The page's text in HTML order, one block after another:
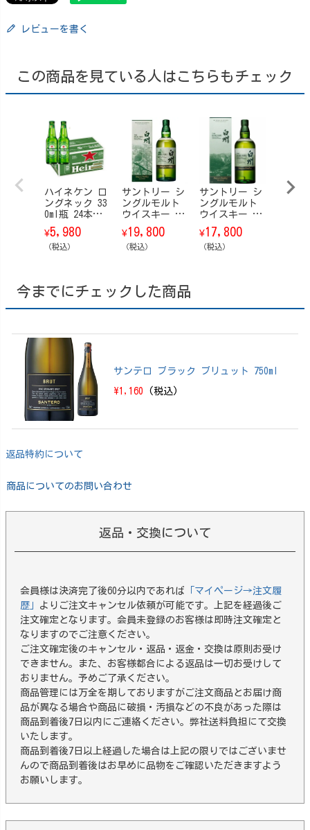
レビューを書く
この商品を見ている人はこちらもチェック
ハイネケン ロ
ングネック 33
0ml瓶 24本入/
ケース
¥5,980
（税込）
サントリー シ
ングルモルト
ウイスキー 白
州 Story of t
he Distillery
（ストーリ
26 EDITION 70
¥19,800
（税込）
サントリー シ
ングルモルト
ウイスキー 白
州 Story of t
he Distillery
（ストーリ
¥17,800
（税込）
ヴーヴ
今までにチェックした商品
サンテロ ブラック ブリュット 750ml
\1,160 (税込)
返品特約について
商品についてのお問い合わせ
返品・交換について
会員様は決済完了後60分以内であれば 「マイページ→注文履
歴」 よりご注文キャンセル依頼が可能です。上記を経過後ご
注文確定となります。会員未登録のお客様は即時注文確定と
なりますのでご注意ください。
ご注文確定後のキャンセル・返品・返金・交換は原則お受け
できません。また、お客様都合による返品は一切お受けして
おりません。予めご了承ください。
商品管理には万全を期しておりますがご注文商品とお届け商
品が異なる場合や商品に破損・汚損などの不良があった際は
商品到着後7日以内にご連絡ください。弊社送料負担にて交換
いたします。
商品到着後7日以上経過した場合は上記の限りではございませ
んので商品到着後はお早めに品物をご確認いただきますよう
お願いします。